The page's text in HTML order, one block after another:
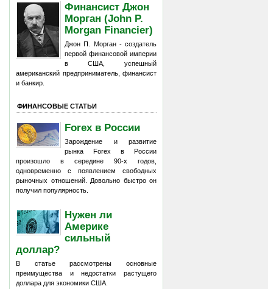
Финансист Джон
Морган (John P.
Morgan Financier)
Джон П. Морган - создатель
первой финансовой империи
в США, успешный
американский предприниматель, финансист
и банкир.
ФИНАНСОВЫЕ СТАТЬИ
Forex в России
Зарождение и развитие
рынка Forex в России
произошло в середине 90-х годов,
одновременно с появлением свободных
рыночных отношений. Довольно быстро он
получил популярность.
Нужен ли
Америке
сильный
доллар?
В статье рассмотрены основные
преимущества и недостатки растущего
доллара для экономики США.